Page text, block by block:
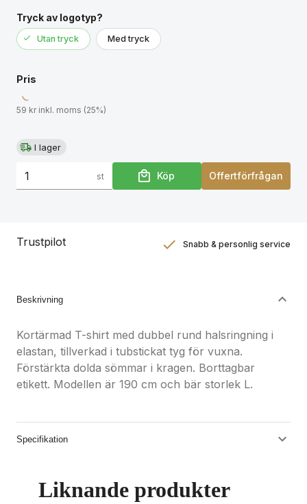
Tryck av logotyp?
Utan tryck Med tryck
Pris
59 kr inkl. moms (25%)
I lager
st Köp Offertförfrågan
Trustpilot Snabb & personlig service
Beskrivning
Kortärmad T-shirt med dubbel rund halsringning i
elastan, tillverkad i tubstickat tyg för vuxna.
Förstärkta dolda sömmar i kragen. Borttagbar
etikett. Modellen är 190 cm och bär storlek L.
Specifikation
Liknande produkter